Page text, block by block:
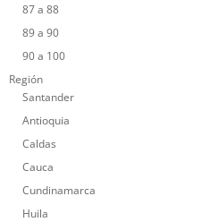
87 a 88
89 a 90
90 a 100
Región
Santander
Antioquia
Caldas
Cauca
Cundinamarca
Huila